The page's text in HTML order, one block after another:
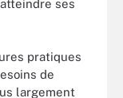
ses
pratiques
de
largement